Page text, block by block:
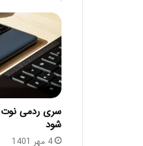
شود
4 مهر 1401